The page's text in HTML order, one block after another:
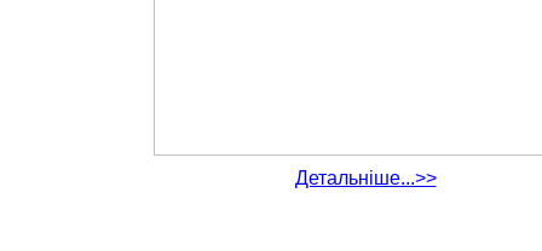
Детальніше...>>